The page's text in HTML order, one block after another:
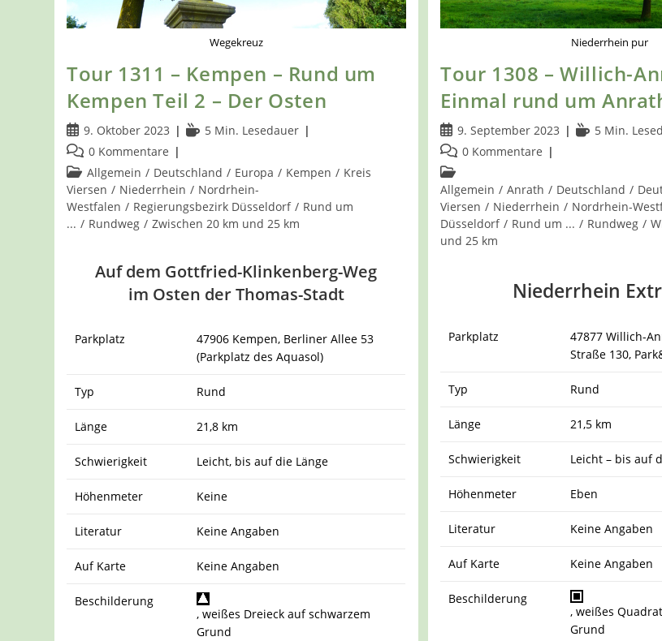
Wegekreuz
Tour 1311 – Kempen – Rund um
Kempen Teil 2 – Der Osten
Beitrag
veröffentlicht:
9. Oktober 2023 Lesedauer:
5 Min. Lesedauer
Beitrags-
Kommentare:
0 Kommentare
Beitrags-
Kategorie:
Allgemein / Deutschland / Europa / Kempen / Kreis
Viersen / Niederrhein / Nordrhein-
Westfalen / Regierungsbezirk Düsseldorf / Rund um
... / Rundweg / Zwischen 20 km und 25 km
Auf dem Gottfried-Klinkenberg-Weg
im Osten der Thomas-Stadt
Parkplatz
47906 Kempen, Berliner Allee 53
(Parkplatz des Aquasol)
Typ Rund
Länge 21,8 km
Schwierigkeit Leicht, bis auf die Länge
Höhenmeter Keine
Literatur Keine Angaben
Auf Karte Keine Angaben
Beschilderung
, weißes Dreieck auf schwarzem
Grund
Niederrhein pur
Tour 1308 – Willich-
Einmal rund um
Beitrag
veröffentlicht:
9. September 2023 Lesedauer:
5 Min.
Beitrags-
Kommentare:
0 Kommentare
Beitrags-
Kategorie:
Allgemein / Anrath / Deutschland /
Viersen / Niederrhein / Nordrhein-
Düsseldorf / Rund um ... / Rundweg /
und 25 km
Niederrhein
Parkplatz
47877 Willich-
Straße 130,
Typ Rund
Länge 21,5 km
Schwierigkeit Leicht – bis auf
Höhenmeter Eben
Literatur Keine Angaben
Auf Karte Keine Angaben
Beschilderung
, weißes
Grund